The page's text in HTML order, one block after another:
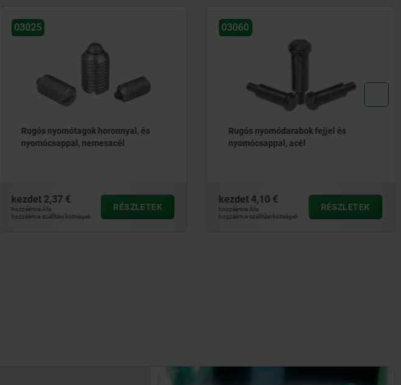
03060
Rugós nyomódarabok fejjel és
nyomócsappal, acél
kezdet4,10 €
hozzáértve Áfa
hozzáértve szállítási költségek
RÉSZLETEK
03040-02
Rugós nyomótagok belső hatszög
nyílással és lapított nyomócsappal,
kezdet1,97 €
hozzáértve Áfa
hozzáértve szállítási költségek
RÉSZLETEK